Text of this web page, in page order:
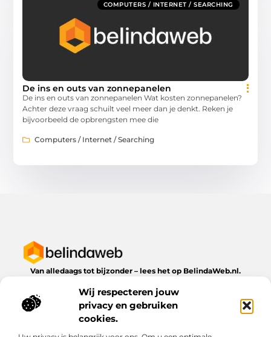
Wij respecteren jouw
privacy en gebruiken
cookies.
COMPUTERS / INTERNET / SEARCHING
De ins en outs van zonnepanelen
De ins en outs van zonnepanelen Wat kosten zonnepanelen?
Achter deze vraag schuilt veel meer dan je denkt. Reken je
bijvoorbeeld de opbrengsten mee die
Computers / Internet / Searching
Van alledaags tot bijzonder – lees het op BelindaWeb.nl.
dagelijks leven te bieden heeft.
Bericht categorie